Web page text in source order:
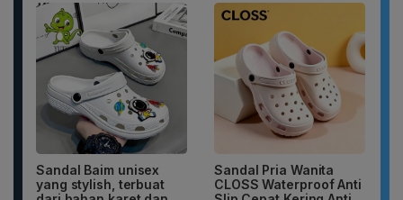
Sandal Baim unisex
yang stylish, terbuat
Sandal Pria Wanita
CLOSS Waterproof Anti